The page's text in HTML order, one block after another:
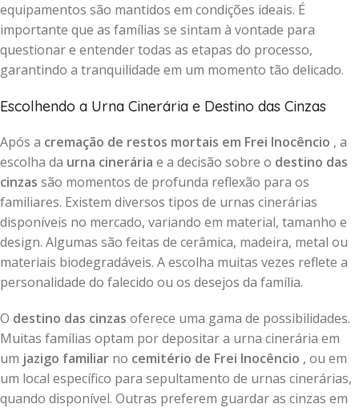
equipamentos são mantidos em condições ideais. É
importante que as famílias se sintam à vontade para
questionar e entender todas as etapas do processo,
garantindo a tranquilidade em um momento tão delicado.
Escolhendo a Urna Cinerária e Destino das Cinzas
Após a cremação de restos mortais em Frei Inocêncio , a
escolha da urna cinerária e a decisão sobre o destino das
cinzas são momentos de profunda reflexão para os
familiares. Existem diversos tipos de urnas cinerárias
disponíveis no mercado, variando em material, tamanho e
design. Algumas são feitas de cerâmica, madeira, metal ou
materiais biodegradáveis. A escolha muitas vezes reflete a
personalidade do falecido ou os desejos da família.
O destino das cinzas oferece uma gama de possibilidades.
Muitas famílias optam por depositar a urna cinerária em
um jazigo familiar no cemitério de Frei Inocêncio , ou em
um local específico para sepultamento de urnas cinerárias,
quando disponível. Outras preferem guardar as cinzas em